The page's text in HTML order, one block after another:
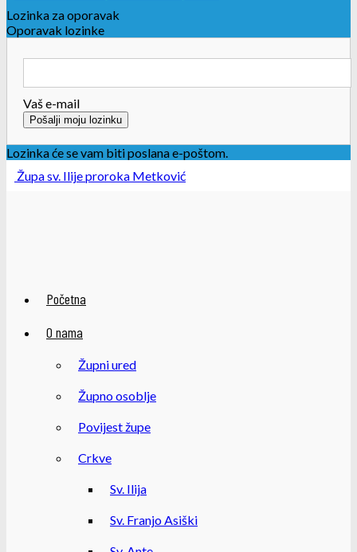
Lozinka za oporavak
Oporavak lozinke
Vaš e-mail
Lozinka će se vam biti poslana e-poštom.
Župa sv. Ilije proroka Metković
Početna
O nama
Župni ured
Župno osoblje
Povijest župe
Crkve
Sv. Ilija
Sv. Franjo Asiški